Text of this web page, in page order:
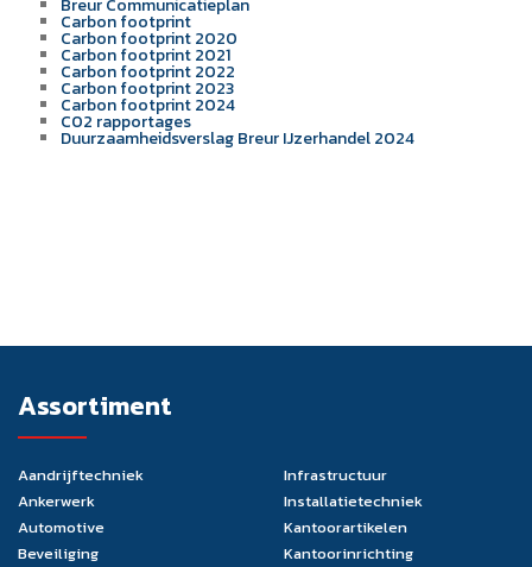
Breur Communicatieplan
Carbon footprint
Carbon footprint 2020
Carbon footprint 2021
Carbon footprint 2022
Carbon footprint 2023
Carbon footprint 2024
C02 rapportages
Duurzaamheidsverslag Breur IJzerhandel 2024
Assortiment
Aandrijftechniek
Ankerwerk
Automotive
Beveiliging
Infrastructuur
Installatietechniek
Kantoorartikelen
Kantoorinrichting